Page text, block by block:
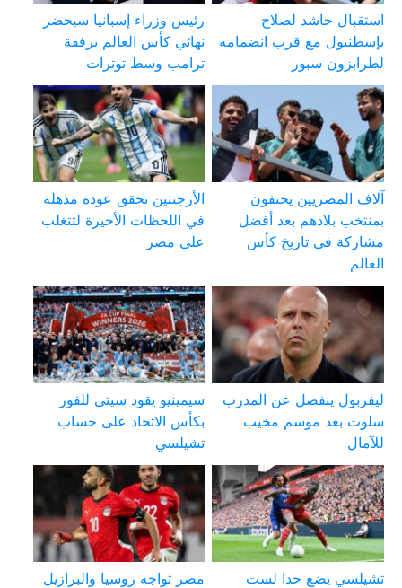
استقبال حاشد لصلاح
بإسطنبول مع قرب انضمامه
لطرابزون سبور
رئيس وزراء إسبانيا سيحضر
نهائي كأس العالم برفقة
ترامب وسط توترات
آلاف المصريين يحتفون
بمنتخب بلادهم بعد أفضل
مشاركة في تاريخ كأس
العالم
الأرجنتين تحقق عودة مذهلة
في اللحظات الأخيرة لتتغلب
على مصر
ليفربول ينفصل عن المدرب
سلوت بعد موسم مخيب
للآمال
سيمينيو يقود سيتي للفوز
بكأس الاتحاد على حساب
تشيلسي
تشيلسي يضع حدا لست
مصر تواجه روسيا والبرازيل